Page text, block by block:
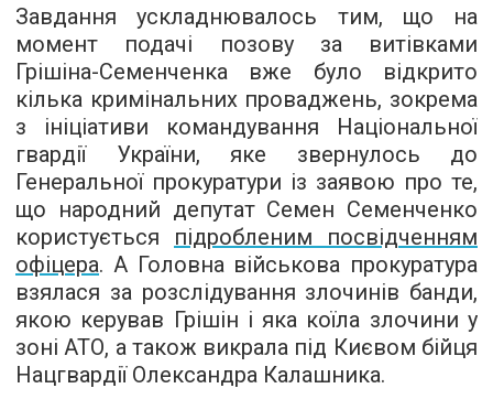
Завдання ускладнювалось тим, що на
момент подачі позову за витівками
Грішіна-Семенченка вже було відкрито
кілька кримінальних проваджень, зокрема
з ініціативи командування Національної
гвардії України, яке звернулось до
Генеральної прокуратури із заявою про те,
що народний депутат Семен Семенченко
користується підробленим посвідченням
офіцера. А Головна військова прокуратура
взялася за розслідування злочинів банди,
якою керував Грішін і яка коїла злочини у
зоні АТО, а також викрала під Києвом бійця
Нацгвардії Олександра Калашника.